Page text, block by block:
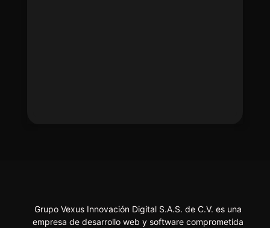
Grupo Vexus Innovación Digital S.A.S. de C.V. es una
empresa de desarrollo web y software comprometida